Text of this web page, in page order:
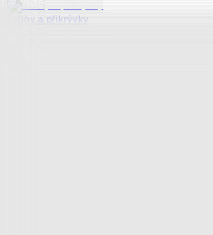
Peřiny a přikrývky